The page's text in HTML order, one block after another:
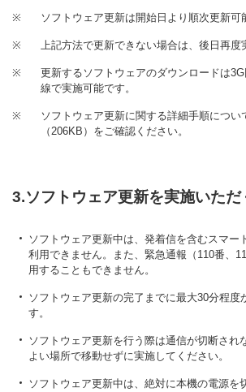
※ ソフトウェア更新は開始日より順次更新可
※ 上記方法で更新できない場合は、後日再度
※
更新するソフトウェアのダウンロードは
線で実施可能です。
※ ソフトウェア更新に関する詳細手順につい
（206KB） をご確認ください。
3.ソフトウェア更新を実施いただ
ソフトウェア更新中は、発着信を含むスマー
利用できません。また、緊急通報（110番、
用することもできません。
ソフトウェア更新の完了までに最大30分程度
す。
ソフトウェア更新を行う際は通信が切断され
よい場所で移動せずに実施してください。
ソフトウェア更新中は、絶対に本機の電源を